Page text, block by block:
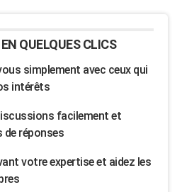
QUELQUES CLICS
simplement avec ceux qui
intérêts
facilement et
de réponses
votre expertise et aidez les